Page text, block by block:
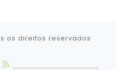
os direitos reservados